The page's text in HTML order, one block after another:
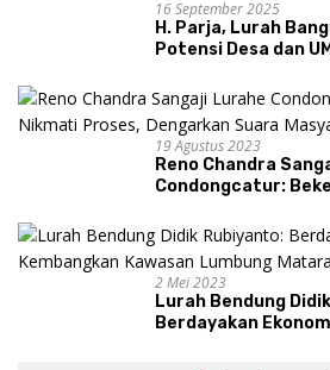
16 September 2025
H. Parja, Lurah
Potensi Desa dan
19 Agustus 2023
Reno Chandra
Condongcatur:
dan Syukuri Hasil
2 Mei 2023
Lurah Bendung
Berdayakan